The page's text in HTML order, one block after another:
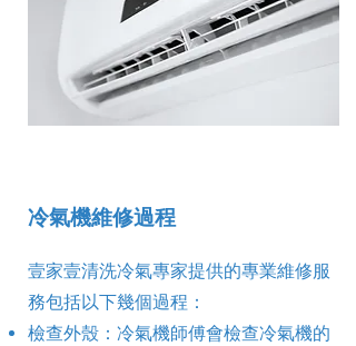
冷氣機維修過程
壹家壹清洗冷氣專家提供的專業維修服
務包括以下幾個過程：
檢查外殼：冷氣機師傅會檢查冷氣機的